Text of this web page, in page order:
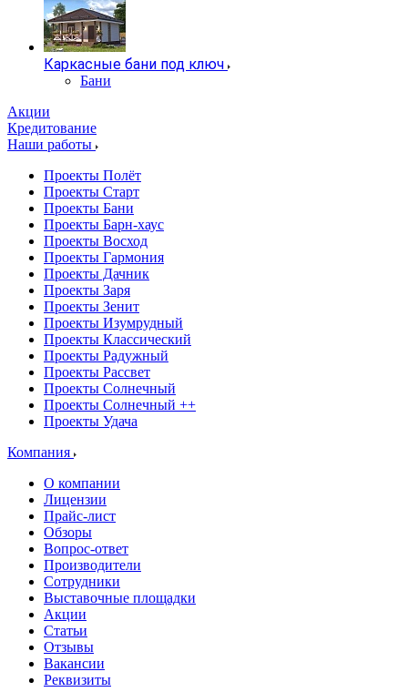
Каркасные бани под ключ
Бани
Акции
Кредитование
Наши работы
Проекты Полёт
Проекты Старт
Проекты Бани
Проекты Барн-хаус
Проекты Восход
Проекты Гармония
Проекты Дачник
Проекты Заря
Проекты Зенит
Проекты Изумрудный
Проекты Классический
Проекты Радужный
Проекты Рассвет
Проекты Солнечный
Проекты Солнечный ++
Проекты Удача
Компания
О компании
Лицензии
Прайс-лист
Обзоры
Вопрос-ответ
Производители
Сотрудники
Выставочные площадки
Акции
Статьи
Отзывы
Вакансии
Реквизиты